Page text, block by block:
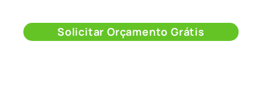
Solicitar Orçamento Grátis